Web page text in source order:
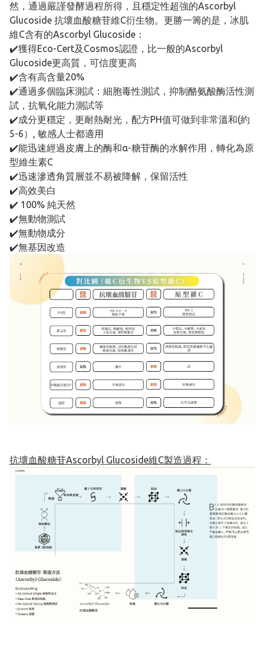
然，通過嚴謹發酵過程所得，且穩定性超強的Ascorbyl
Glucoside 抗壞血酸糖苷維C衍生物。更勝一籌的是，冰肌
維C含有的Ascorbyl Glucoside：
✔️獲得Eco-Cert及Cosmos認證，比一般的Ascorbyl
Glucoside更高質，可信度更高
✔️含有高含量20%
✔️通過多個臨床測試：細胞毒性測試，抑制酪氨酸酶活性測
試，抗氧化能力測試等
✔️成分更穩定，更耐熱耐光，配方PH值可做到非常溫和(約
5-6）, 敏感人士都適用
✔️能迅速經過皮膚上的酶和α-糖苷酶的水解作用，轉化為原
型維生素C
✔️迅速滲透角質層並不易被降解，保留活性
✔️高效美白
✔️ 100% 純天然
✔️無動物測試
✔️無動物成分
✔️無基因改造
抗壞血酸糖苷Ascorbyl Glucoside維C製造過程：